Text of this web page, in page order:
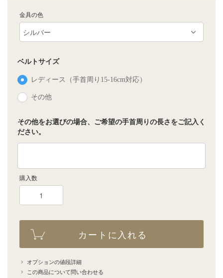
金具の色
ベルトサイズ
レディース（手首周り15-16cm対応）
その他
その他をお選びの場合、ご希望の手首周りの長さをご記入く
ださい。
購入数
カートに入れる
オプションの値段詳細
この商品について問い合わせる